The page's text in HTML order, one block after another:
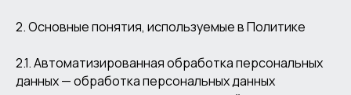
2. Основные понятия, используемые в Политике
2.1. Автоматизированная обработка персональных
данных — обработка персональных данных